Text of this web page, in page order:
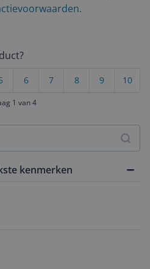
kenmerken
10
9
8
7
6
1 van 4